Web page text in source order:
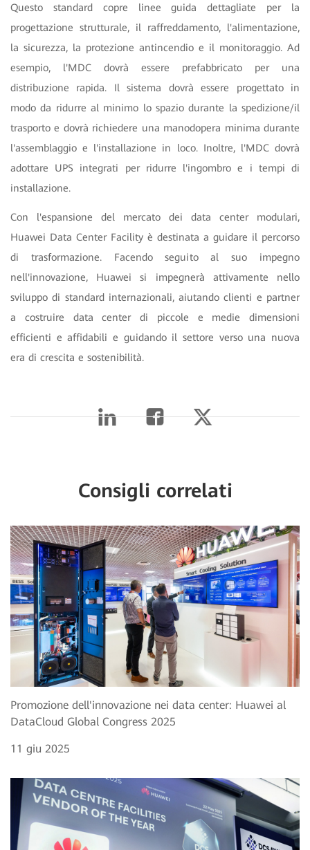
Questo standard copre linee guida dettagliate per la
progettazione strutturale, il raffreddamento, l'alimentazione,
la sicurezza, la protezione antincendio e il monitoraggio. Ad
esempio, l'MDC dovrà essere prefabbricato per una
distribuzione rapida. Il sistema dovrà essere progettato in
modo da ridurre al minimo lo spazio durante la spedizione/il
trasporto e dovrà richiedere una manodopera minima durante
l'assemblaggio e l'installazione in loco. Inoltre, l'MDC dovrà
adottare UPS integrati per ridurre l'ingombro e i tempi di
installazione.
Con l'espansione del mercato dei data center modulari,
Huawei Data Center Facility è destinata a guidare il percorso
di trasformazione. Facendo seguito al suo impegno
nell'innovazione, Huawei si impegnerà attivamente nello
sviluppo di standard internazionali, aiutando clienti e partner
a costruire data center di piccole e medie dimensioni
efficienti e affidabili e guidando il settore verso una nuova
era di crescita e sostenibilità.
Consigli correlati
Promozione dell'innovazione nei data center: Huawei al
DataCloud Global Congress 2025
11 giu 2025